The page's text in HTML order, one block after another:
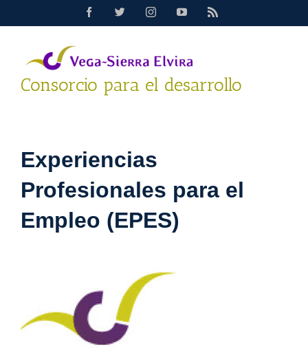
FacebookTwitterInstagramYouTubeRss
Consorcio para el desarrollo
Experiencias
Profesionales para el
Empleo (EPES)